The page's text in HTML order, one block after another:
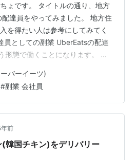
ょです。 タイトルの通り、地方
達員をやってみました。 地方住
を得たい人は参考にしてみてく
員としての副業 UberEatsの配達
形態で働くことになります。 私
が魅力です。 はじめる前の不安
不安だったことは「稼げるの
なら、私が住んでいる家は、
い場所だからです。 街の中心部
リアですが・・・。 なので、…
バーイーツ)
#副業 会社員
年前
韓国チキン)をデリバリー